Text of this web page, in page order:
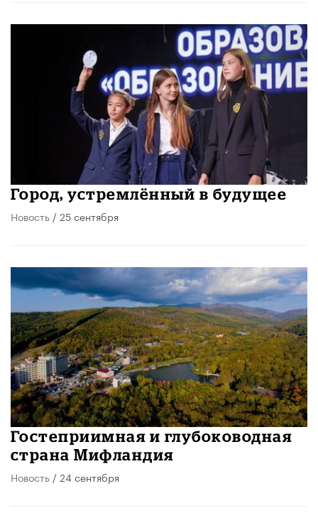
Город, устремлённый в будущее
Новость / 25 сентября
Гостеприимная и глубоководная
страна Мифландия
Новость / 24 сентября